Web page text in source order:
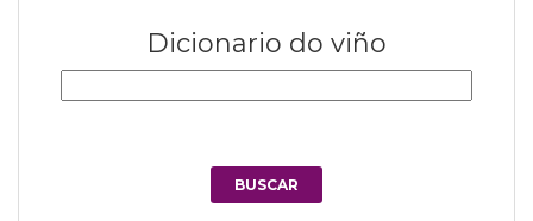
Dicionario do viño